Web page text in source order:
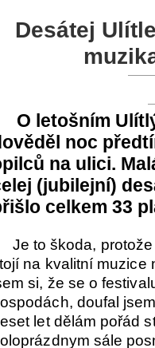
Desátej
O letošním
noc
na ulici.
(jubilejní)
celkem 33
Je to škoda,
na kvalitní muzice
si, že se o
doufal
let dělám pořád
sále